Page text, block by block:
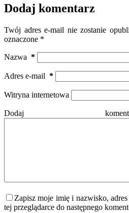
Dodaj komentarz
Twój adres e-mail nie zostanie
oznaczone *
Nazwa *
Adres e-mail *
Witryna internetowa
Dodaj
Zapisz moje imię i nazwisko,
tej przeglądarce do następnego